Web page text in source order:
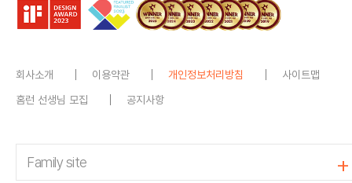
회사소개 이용약관 개인정보처리방침
사이트맵
홈런 선생님 모집
공지사항